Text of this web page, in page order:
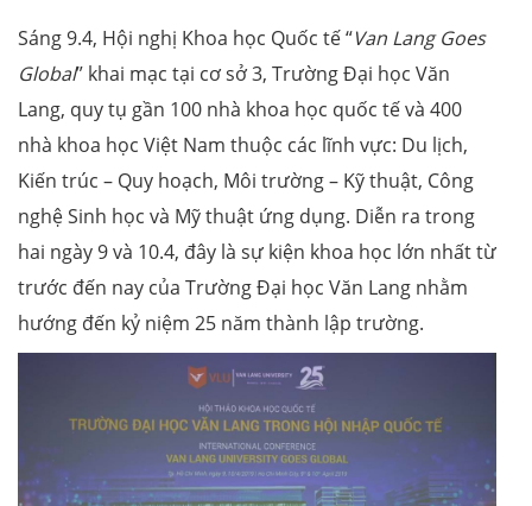
Sáng 9.4, Hội nghị Khoa học Quốc tế “Van Lang Goes
Global” khai mạc tại cơ sở 3, Trường Đại học Văn
Lang, quy tụ gần 100 nhà khoa học quốc tế và 400
nhà khoa học Việt Nam thuộc các lĩnh vực: Du lịch,
Kiến trúc – Quy hoạch, Môi trường – Kỹ thuật, Công
nghệ Sinh học và Mỹ thuật ứng dụng. Diễn ra trong
hai ngày 9 và 10.4, đây là sự kiện khoa học lớn nhất từ
trước đến nay của Trường Đại học Văn Lang nhằm
hướng đến kỷ niệm 25 năm thành lập trường.